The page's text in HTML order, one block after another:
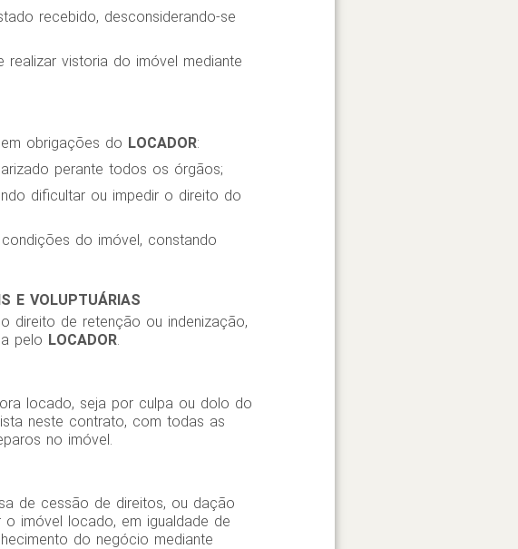
recebido, desconsiderando-se
vistoria do imóvel mediante
obrigações do LOCADOR:
perante todos os órgãos;
dificultar ou impedir o direito do
do imóvel, constando
E VOLUPTUÁRIAS
direito de retenção ou indenização,
pelo LOCADOR.
locado, seja por culpa ou dolo do
neste contrato, com todas as
no imóvel.
de cessão de direitos, ou dação
o imóvel locado, em igualdade de
do negócio mediante